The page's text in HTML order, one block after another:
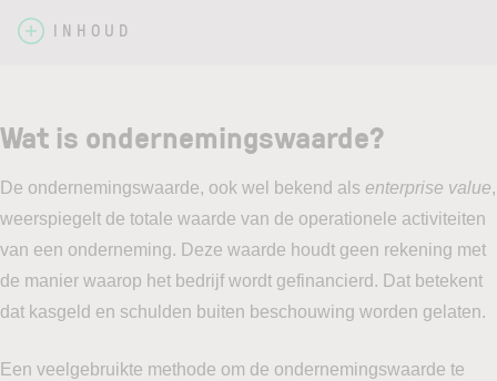
INHOUD
Wat is ondernemingswaarde?
De ondernemingswaarde, ook wel bekend als enterprise value,
weerspiegelt de totale waarde van de operationele activiteiten
van een onderneming. Deze waarde houdt geen rekening met
de manier waarop het bedrijf wordt gefinancierd. Dat betekent
dat kasgeld en schulden buiten beschouwing worden gelaten.
Een veelgebruikte methode om de ondernemingswaarde te